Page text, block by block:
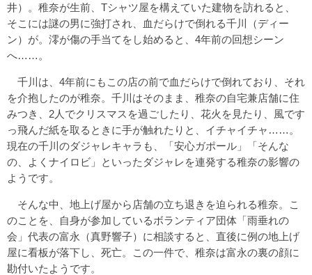
井）。稚奈が生前、Tシャツ屋を構えていた建物を訪れると、
そこには謎の男に強打され、血だらけで倒れる千川（ディー
ン）が。澪が傷の手当てをし始めると、4年前の回想シーン
へ……。
千川は、4年前にもこの店の前で血だらけで倒れており、それ
を介抱したのが稚奈。千川はそのまま、稚奈の自宅兼店舗に住
みつき、2人でクリスマスを過ごしたり、花火を見たり、風です
っ飛んだ紙を取るときに手が触れたりと、イチャイチャ……。
現在の千川のダジャレキャラも、「安心ガポール」「そんな
の、よくナイロビ」といったダジャレを連発する稚奈の影響の
ようです。
そんな中、地上げ屋から店舗の立ち退きを迫られる稚奈。こ
のことを、自身が参加しているボランティア団体「雨垂れの
会」代表の富永（真野響子）に相談すると、直後に例の地上げ
屋に看板が落下し、死亡。この一件で、稚奈は富永の裏の顔に
勘付いたようです。